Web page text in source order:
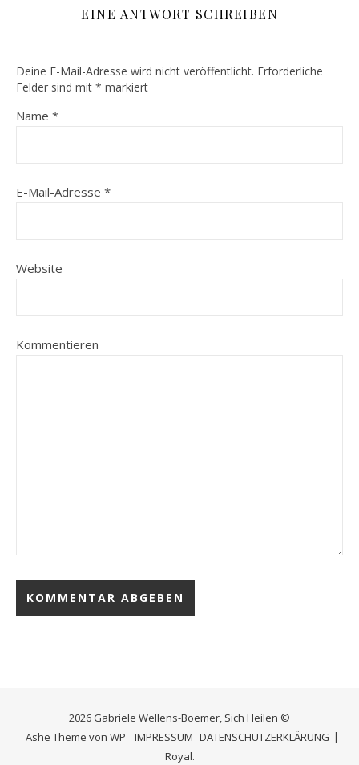
EINE ANTWORT SCHREIBEN
Deine E-Mail-Adresse wird nicht veröffentlicht. Erforderliche
Felder sind mit * markiert
Name *
E-Mail-Adresse *
Website
Kommentieren
2026 Gabriele Wellens-Boemer, Sich Heilen ©
IMPRESSUM DATENSCHUTZERKLÄRUNG
Ashe Theme von WP
Royal.